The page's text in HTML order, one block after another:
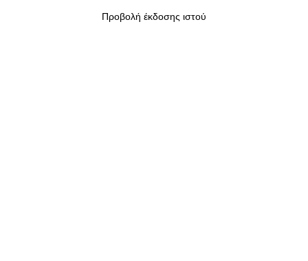
Προβολή έκδοσης ιστού